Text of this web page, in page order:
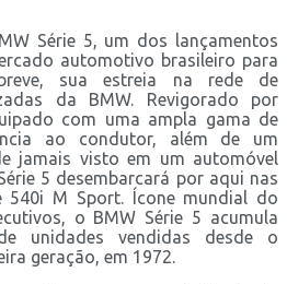
Série 5, um dos lançamentos
automotivo brasileiro para
sua estreia na rede de
da BMW. Revigorado por
com uma ampla gama de
ao condutor, além de um
jamais visto em um automóvel
5 desembarcará por aqui nas
540i M Sport. Ícone mundial do
o BMW Série 5 acumula
unidades vendidas desde o
geração, em 1972.